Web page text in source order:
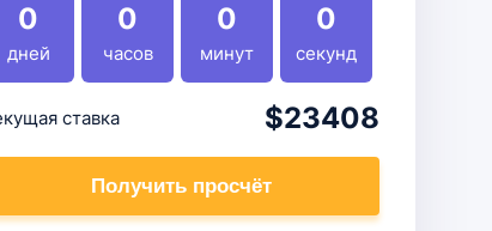
0
дней
0
часов
0
минут
0
секунд
ставка $23408
Получить просчёт